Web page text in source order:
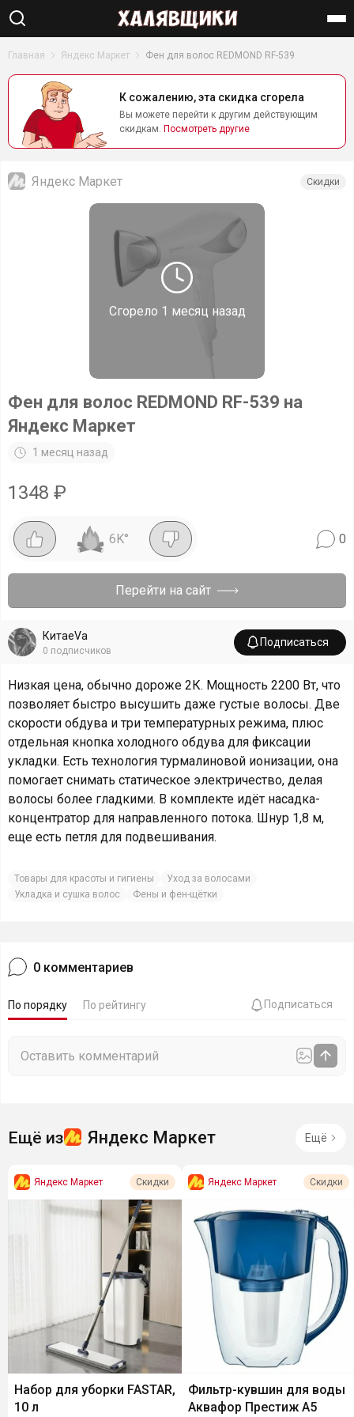
Главная Яндекс Маркет Фен для волос REDMOND RF-539
К сожалению, эта скидка сгорела
Вы можете перейти к другим действующим
скидкам. Посмотреть другие
Сгорело 1 месяц назад
Яндекс Маркет Скидки
Фен для волос REDMOND RF-539 на
Яндекс Маркет
1 месяц назад
1348 ₽
6K° 0
Перейти на сайт
КитаеVa
0 подписчиков
Подписаться
Низкая цена, обычно дороже 2К. Мощность 2200 Вт, что
позволяет быстро высушить даже густые волосы. Две
скорости обдува и три температурных режима, плюс
отдельная кнопка холодного обдува для фиксации
укладки. Есть технология турмалиновой ионизации, она
помогает снимать статическое электричество, делая
волосы более гладкими. В комплекте идёт насадка-
концентратор для направленного потока. Шнур 1,8 м,
еще есть петля для подвешивания.
Товары для красоты и гигиены
Уход за волосами
Укладка и сушка волос
Фены и фен-щётки
0 комментариев
По порядку По рейтингу Подписаться
Ещё из Яндекс Маркет Ещё
Яндекс Маркет Скидки
Набор для уборки FASTAR,
10 л
Яндекс Маркет Скидки
Фильтр-кувшин для воды
Аквафор Престиж А5